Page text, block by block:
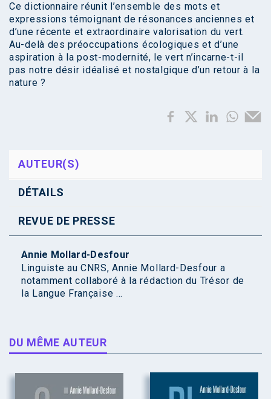
Ce dictionnaire réunit l’ensemble des mots et
expressions témoignant de résonances anciennes et
d’une récente et extraordinaire valorisation du vert.
Au-delà des préoccupations écologiques et d’une
aspiration à la post-modernité, le vert n’incarne-t-il
pas notre désir idéalisé et nostalgique d’un retour à la
nature ?
AUTEUR(S)
DÉTAILS
REVUE DE PRESSE
Annie Mollard-Desfour
Linguiste au CNRS, Annie Mollard-Desfour a
notamment collaboré à la rédaction du Trésor de
la Langue Française ...
DU MÊME AUTEUR